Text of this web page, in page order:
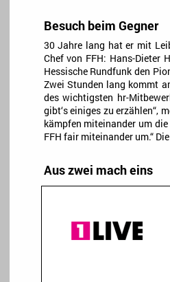
Besuch beim Gegner
30 Jahre lang hat er mit
Chef von FFH: Hans-Dieter
Hessische Rundfunk den
Zwei Stunden lang kommt
des wichtigsten hr-
gibt‘s einiges zu erzählen“,
kämpfen miteinander um
FFH fair miteinander um.“
Aus zwei mach eins